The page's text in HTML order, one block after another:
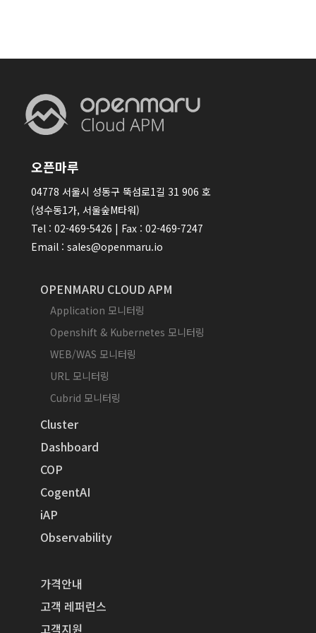
오픈마루
04778 서울시 성동구 뚝섬로1길 31 906 호
(성수동1가, 서울숲M타워)
Tel : 02-469-5426 | Fax : 02-469-7247
Email : sales@openmaru.io
OPENMARU CLOUD APM
Application 모니터링
Openshift & Kubernetes 모니터링
WEB/WAS 모니터링
URL 모니터링
Cubrid 모니터링
Cluster
Dashboard
COP
CogentAI
iAP
Observability
가격안내
고객 레퍼런스
고객지원